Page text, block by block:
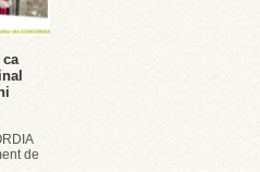
de